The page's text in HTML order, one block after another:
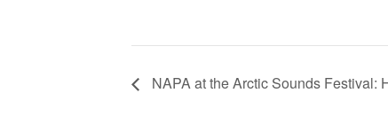
NAPA at the Arctic Sounds Festival: